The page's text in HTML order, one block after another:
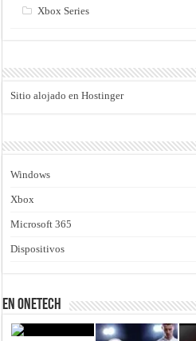
Xbox Series
Sitio alojado en Hostinger
Windows
Xbox
Microsoft 365
Dispositivos
En Onetech